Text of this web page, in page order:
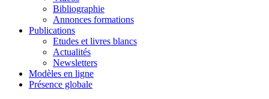
Bibliographie
Annonces formations
Publications
Etudes et livres blancs
Actualités
Newsletters
Modèles en ligne
Présence globale